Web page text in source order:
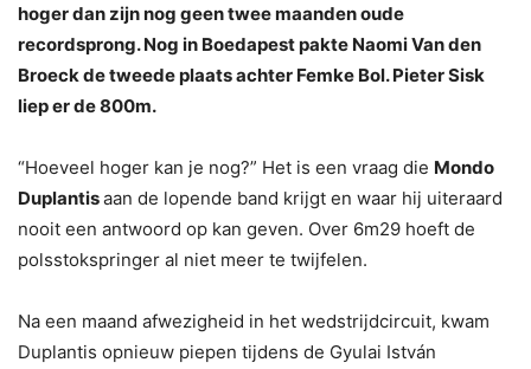
hoger dan zijn nog geen twee maanden oude
recordsprong. Nog in Boedapest pakte Naomi Van den
Broeck de tweede plaats achter Femke Bol. Pieter Sisk
liep er de 800m.
“Hoeveel hoger kan je nog?” Het is een vraag die Mondo
Duplantisaan de lopende band krijgt en waar hij uiteraard
nooit een antwoord op kan geven. Over 6m29 hoeft de
polsstokspringer al niet meer te twijfelen.
Na een maand afwezigheid in het wedstrijdcircuit, kwam
Duplantis opnieuw piepen tijdens de Gyulai István